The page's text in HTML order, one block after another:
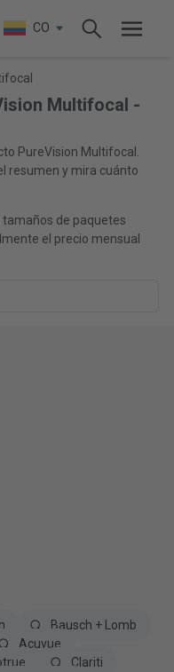
CO
Multifocal -
PureVision Multifocal.
resumen y mira cuánto
de paquetes
el precio mensual
Bausch + Lomb
Acuvue
Clariti